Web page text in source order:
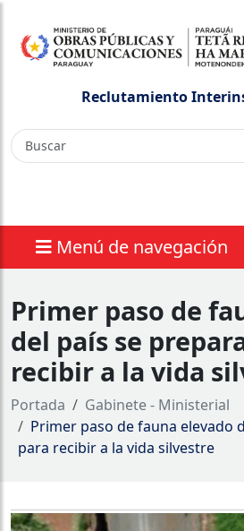
Reclutamiento
Menú de navegación
Primer paso de
del país se
recibir a la vida
Portada
Gabinete - Ministerial
Primer paso de fauna elevado
para recibir a la vida silvestre